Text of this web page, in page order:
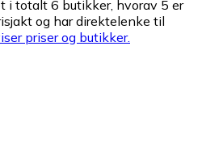
i totalt 6 butikker, hvorav 5 er
og har direktelenke til
priser og butikker.